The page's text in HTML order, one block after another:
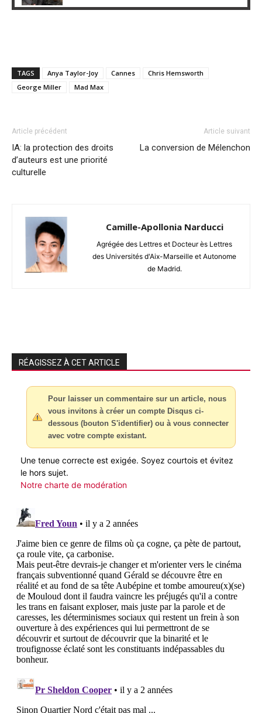
TAGS Anya Taylor-Joy Cannes
Chris Hemsworth
George Miller
Mad Max
Article précédent
IA: la protection des droits
d’auteurs est une priorité
culturelle
Article suivant
La conversion de Mélenchon
Camille-Apollonia Narducci
Agrégée des Lettres et Docteur ès Lettres
des Universités d'Aix-Marseille et Autonome
de Madrid.
RÉAGISSEZ À CET ARTICLE
Pour laisser un commentaire sur un article, nous
vous invitons à créer un compte Disqus ci-
dessous (bouton S'identifier) ou à vous connecter
avec votre compte existant.
Une tenue correcte est exigée. Soyez courtois et évitez
le hors sujet.
Notre charte de modération